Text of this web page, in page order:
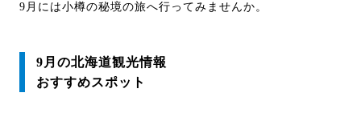
9月には小樽の秘境の旅へ行ってみませんか。
9月の北海道観光情報
おすすめスポット